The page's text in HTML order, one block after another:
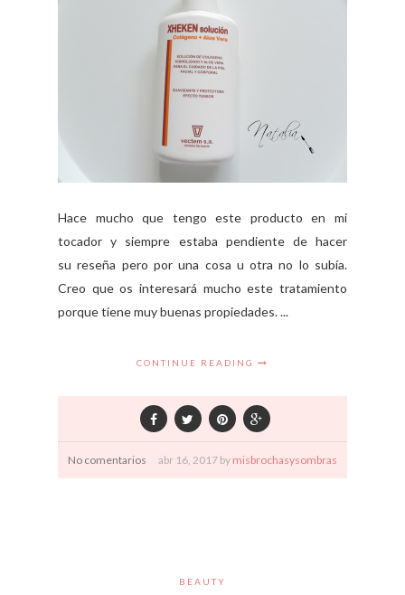
Hace mucho que tengo este producto en mi
tocador y siempre estaba pendiente de hacer
su reseña pero por una cosa u otra no lo subía.
Creo que os interesará mucho este tratamiento
porque tiene muy buenas propiedades. ...
CONTINUE READING
No comentarios abr 16, 2017 by misbrochasysombras
BEAUTY